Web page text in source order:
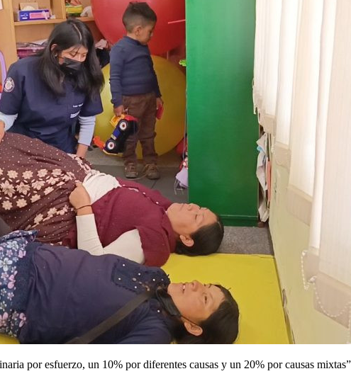
por esfuerzo, un 10% por diferentes causas y un 20% por causas